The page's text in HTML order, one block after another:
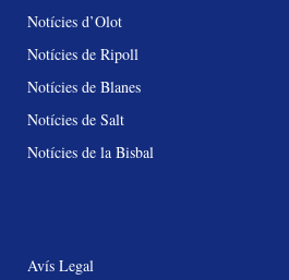
Notícies d’Olot
Notícies de Ripoll
Notícies de Blanes
Notícies de Salt
Notícies de la Bisbal
Avís Legal